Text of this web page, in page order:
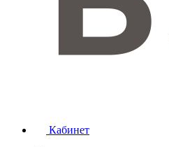
Кабинет